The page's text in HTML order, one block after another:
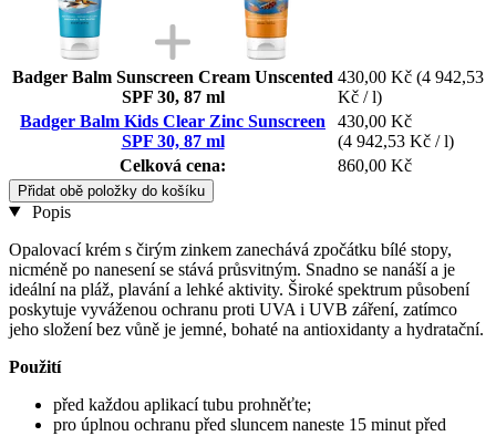
Badger Balm Sunscreen Cream Unscented
SPF 30, 87 ml
430,00 Kč (4 942,53
Kč / l)
Badger Balm Kids Clear Zinc Sunscreen
SPF 30, 87 ml
430,00 Kč
(4 942,53 Kč / l)
Celková cena:
860,00 Kč
Přidat obě položky do košíku
Popis
Opalovací krém s čirým zinkem zanechává zpočátku bílé stopy,
nicméně po nanesení se stává průsvitným. Snadno se nanáší a je
ideální na pláž, plavání a lehké aktivity. Široké spektrum působení
poskytuje vyváženou ochranu proti UVA i UVB záření, zatímco
jeho složení bez vůně je jemné, bohaté na antioxidanty a hydratační.
Použití
před každou aplikací tubu prohněťte;
pro úplnou ochranu před sluncem naneste 15 minut před